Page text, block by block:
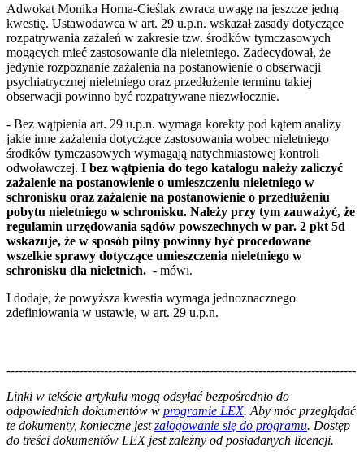
Adwokat Monika Horna-Cieślak zwraca uwagę na jeszcze jedną
kwestię. Ustawodawca w art. 29 u.p.n. wskazał zasady dotyczące
rozpatrywania zażaleń w zakresie tzw. środków tymczasowych
mogących mieć zastosowanie dla nieletniego. Zadecydował, że
jedynie rozpoznanie zażalenia na postanowienie o obserwacji
psychiatrycznej nieletniego oraz przedłużenie terminu takiej
obserwacji powinno być rozpatrywane niezwłocznie.
- Bez wątpienia art. 29 u.p.n. wymaga korekty pod kątem analizy
jakie inne zażalenia dotyczące zastosowania wobec nieletniego
środków tymczasowych wymagają natychmiastowej kontroli
odwoławczej. I bez wątpienia do tego katalogu należy zaliczyć
zażalenie na postanowienie o umieszczeniu nieletniego w
schronisku oraz zażalenie na postanowienie o przedłużeniu
pobytu nieletniego w schronisku. Należy przy tym zauważyć, że
regulamin urzędowania sądów powszechnych w par. 2 pkt 5d
wskazuje, że w sposób pilny powinny być procedowane
wszelkie sprawy dotyczące umieszczenia nieletniego w
schronisku dla nieletnich. - mówi.
I dodaje, że powyższa kwestia wymaga jednoznacznego
zdefiniowania w ustawie, w art. 29 u.p.n.
--------------------------------------------------------------------------------------
Linki w tekście artykułu mogą odsyłać bezpośrednio do
odpowiednich dokumentów w programie LEX. Aby móc przeglądać
te dokumenty, konieczne jestzalogowanie się do programu. Dostęp
do treści dokumentów LEX jest zależny od posiadanych licencji.